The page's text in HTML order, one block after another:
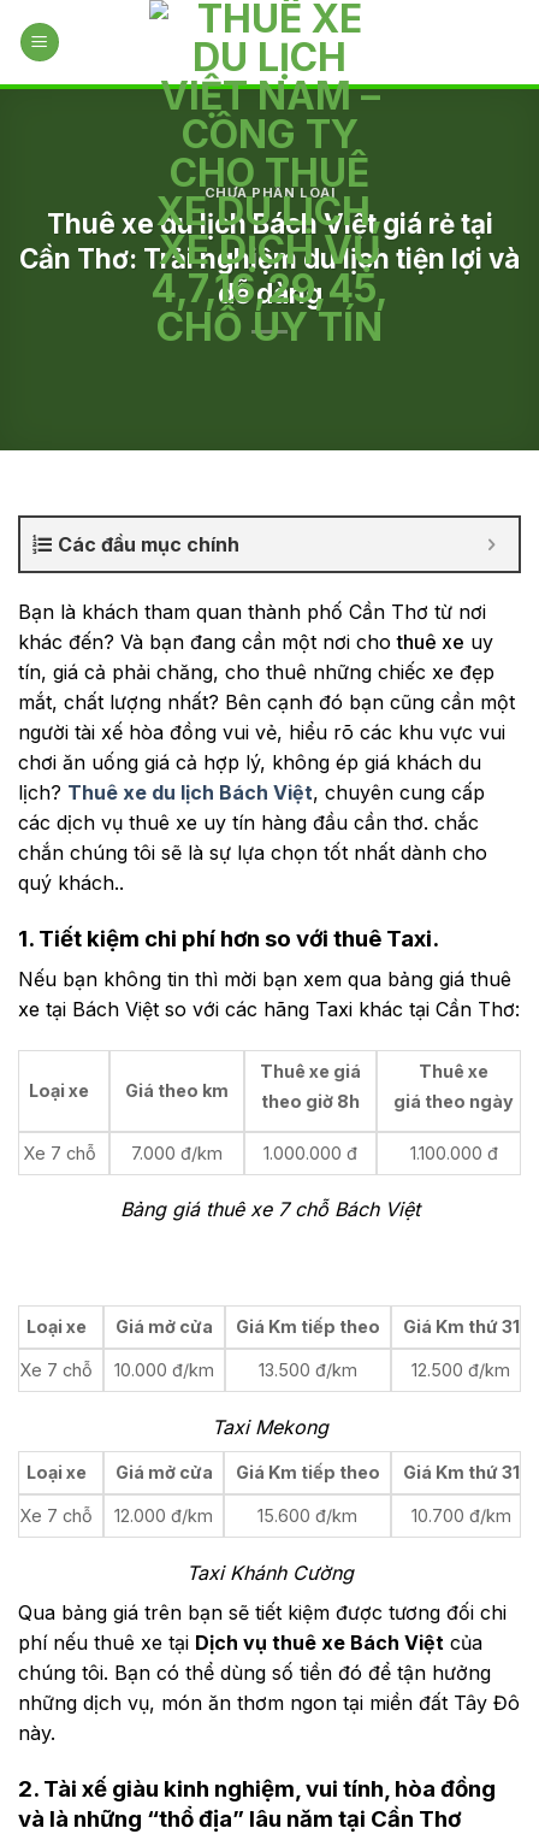
CHƯA PHÂN LOẠI
Thuê xe du lịch Bách Việt giá rẻ tại
Cần Thơ: Trải nghiệm du lịch tiện lợi và
dễ dàng
Các đầu mục chính
Bạn là khách tham quan thành phố Cần Thơ từ nơi
khác đến? Và bạn đang cần một nơi chothuê xe uy
tín, giá cả phải chăng, cho thuê những chiếc xe đẹp
mắt, chất lượng nhất? Bên cạnh đó bạn cũng cần một
người tài xế hòa đồng vui vẻ, hiểu rõ các khu vực vui
chơi ăn uống giá cả hợp lý, không ép giá khách du
lịch? Thuê xe du lịch Bách Việt, chuyên cung cấp
các dịch vụ thuê xe uy tín hàng đầu cần thơ. chắc
chắn chúng tôi sẽ là sự lựa chọn tốt nhất dành cho
quý khách..
1. Tiết kiệm chi phí hơn so với thuê Taxi.
Nếu bạn không tin thì mời bạn xem qua bảng giá thuê
xe tại Bách Việt so với các hãng Taxi khác tại Cần Thơ:
Loại xe Giá theo km
Thuê xe giá
theo giờ 8h
Thuê xe
giá theo ngày
Xe 7 chỗ 7.000 đ/km 1.000.000 đ 1.100.000 đ
Bảng giá thuê xe 7 chỗ Bách Việt
Loại xe Giá mở cửa Giá Km tiếp theo Giá Km thứ 31
Xe 7 chỗ 10.000 đ/km 13.500 đ/km 12.500 đ/km
Taxi Mekong
Loại xe Giá mở cửa Giá Km tiếp theo Giá Km thứ 31
Xe 7 chỗ 12.000 đ/km 15.600 đ/km 10.700 đ/km
Taxi Khánh Cường
Qua bảng giá trên bạn sẽ tiết kiệm được tương đối chi
phí nếu thuê xe tại Dịch vụ thuê xe Bách Việt của
chúng tôi. Bạn có thể dùng số tiền đó để tận hưởng
những dịch vụ, món ăn thơm ngon tại miền đất Tây Đô
này.
2. Tài xế giàu kinh nghiệm, vui tính, hòa đồng
và là những “thổ địa” lâu năm tại Cần Thơ